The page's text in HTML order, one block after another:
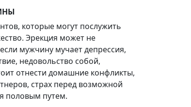
которые могут послужить
Эрекция может не
мужчину мучает депрессия,
недовольство собой,
отнести домашние конфликты,
страх перед возможной
половым путем.